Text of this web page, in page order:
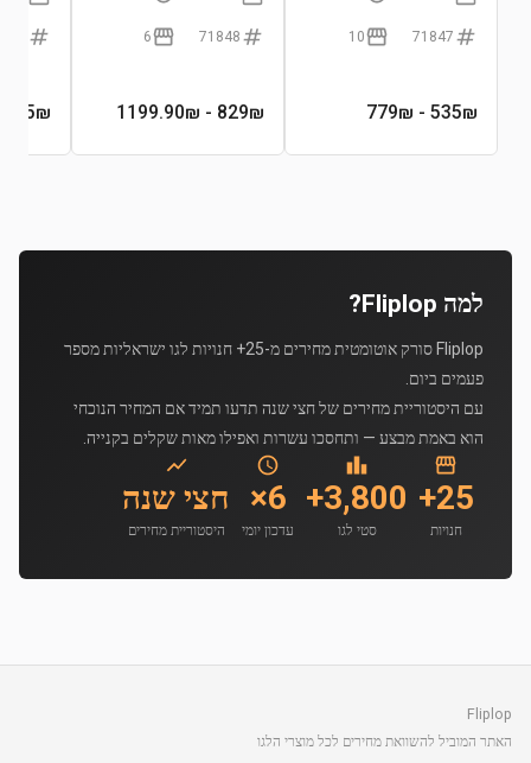
71847
10
535₪
- 779₪
71848
6
829₪
- 1199.90₪
415₪
למה Fliplop?
Fliplop סורק אוטומטית מחירים מ-25+ חנויות לגו ישראליות מספר
פעמים ביום.
עם היסטוריית מחירים של חצי שנה תדעו תמיד אם המחיר הנוכחי
הוא באמת מבצע — ותחסכו עשרות ואפילו מאות שקלים בקנייה.
25+
חנויות
3,800+
סטי לגו
6×
עדכון יומי
חצי שנה
היסטוריית מחירים
Fliplop
האתר המוביל להשוואת מחירים לכל מוצרי הלגו